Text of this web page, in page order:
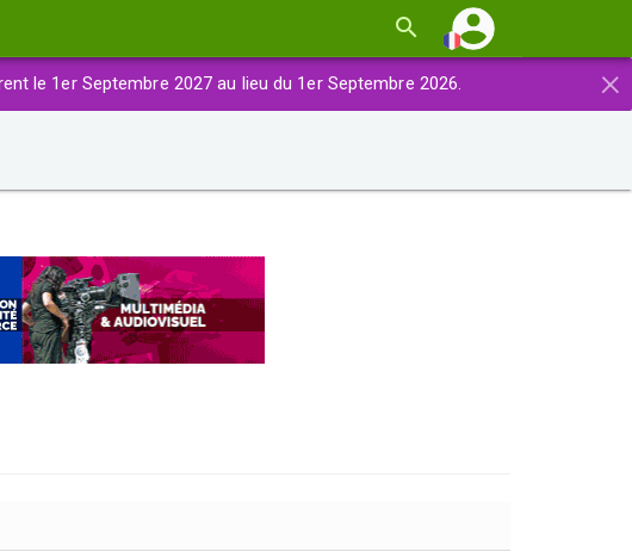
×
le 1er Septembre 2027 au lieu du 1er Septembre 2026.